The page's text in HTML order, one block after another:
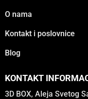
O nama
Kontakt i poslovnice
Blog
KONTAKT
3D BOX, Aleja Svetog